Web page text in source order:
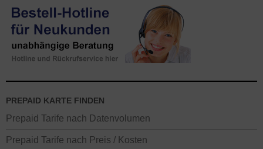
PREPAID KARTE FINDEN
Prepaid Tarife nach Datenvolumen
Prepaid Tarife nach Preis / Kosten